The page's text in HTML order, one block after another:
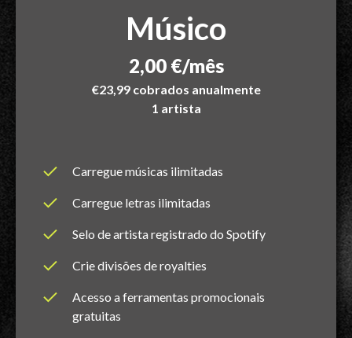
Músico
2,00 €/mês
€23,99 cobrados anualmente
1 artista
Carregue músicas ilimitadas
Carregue letras ilimitadas
Selo de artista registrado do Spotify
Crie divisões de royalties
Acesso a ferramentas promocionais
gratuitas